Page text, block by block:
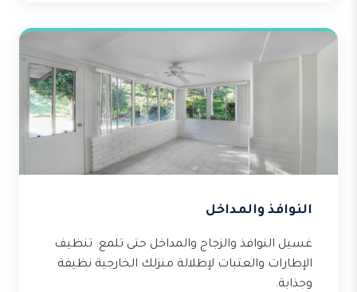
النوافذ والمداخل
غسيل النوافذ والزجاج والمداخل حتى تلمع. تنظيف
الإطارات والعتبات لإطلالة منزلك الخارجية نظيفة
وجذابة.